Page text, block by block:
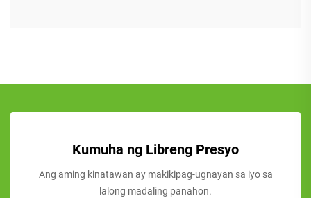
Kumuha ng Libreng Presyo
Ang aming kinatawan ay makikipag-ugnayan sa iyo sa
lalong madaling panahon.